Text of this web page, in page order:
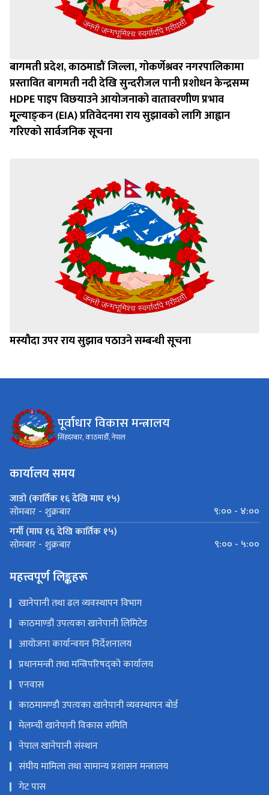
बागमती प्रदेश, काठमाडौं जिल्ला, गोकर्णेश्रवर नगरपालिकामा
प्रस्तावित बागमती नदी देखि सुन्दरीजल पानी प्रशोधन केन्द्रसम्म
HDPE पाइप विछयाउने आयोजनाको वातावरणीण प्रभाव
मू्ल्याङ्‍कन (EIA) प्रतिवेदनमा राय सुझावको लागि आह्वान
गरिएको सार्वजनिक सूचना
मस्यौदा उपर राय सुझाव पठाउने सम्बन्धी सूचना
पूर्वाधार विकास मन्त्रालय
सिंहदरबार, काठमाडौँ, नेपाल
कार्यालय समय
जाडो (कार्तिक १६ देखि माघ १५)
सोमबार - शुक्रबार
९:०० - ४:००
गर्मी (माघ १६ देखि कार्तिक १५)
सोमबार - शुक्रबार ९:०० - ५:००
महत्त्वपूर्ण लिङ्कहरू
खानेपानी तथा ढल व्यवस्थापन विभाग
काठमाण्डौं उपत्यका खानेपानी लिमिटेड
आयोजना कार्यान्वयन निर्देशनालय
प्रधानमन्त्री तथा मन्त्रिपरिषद्को कार्यालय
एनवास
काठमामण्डौ उपत्यका खानेपानी व्यवस्थापन बोर्ड
मेलम्ची खानेपानी विकास समिति
नेपाल खानेपानी संस्थान
संघीय मामिला तथा सामान्य प्रशासन मन्त्रालय
गेट पास